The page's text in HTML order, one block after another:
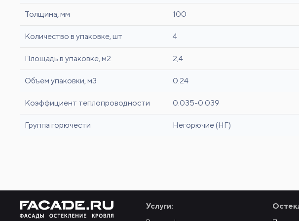
Толщина, мм 100
Количество в упаковке, шт 4
Площадь в упаковке, м2 2,4
Объем упаковки, м3 0.24
Коэффициент теплопроводности 0.035-0.039
Группа горючести Негорючие (НГ)
Услуги: